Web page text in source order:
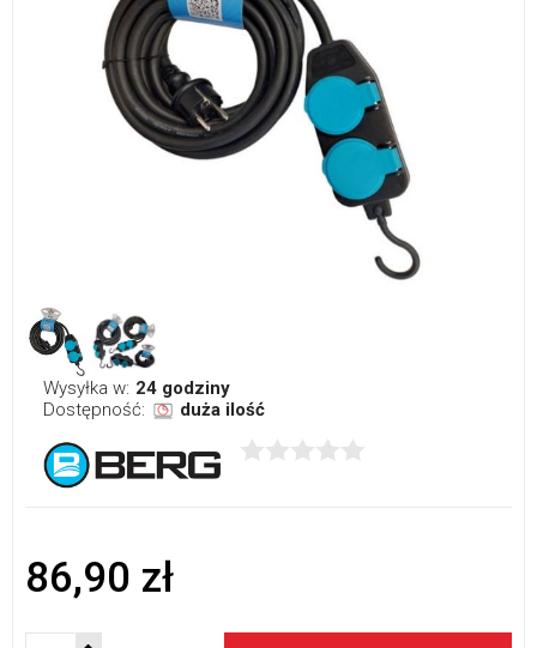
Wysyłka w: 24 godziny
Dostępność:
duża ilość
86,90 zł